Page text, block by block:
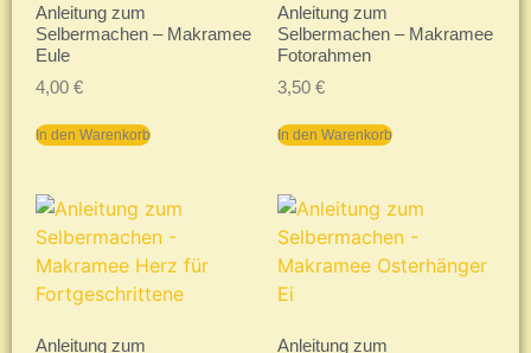
Anleitung zum
Selbermachen – Makramee
Eule
4,00 €
In den Warenkorb
Anleitung zum
Selbermachen – Makramee
Fotorahmen
3,50 €
In den Warenkorb
Anleitung zum
Anleitung zum